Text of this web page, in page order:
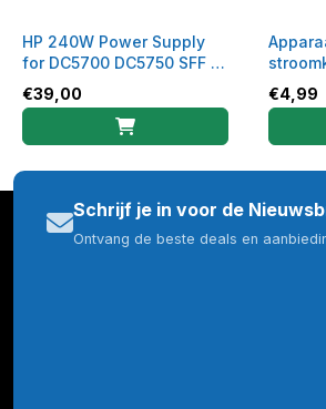
HP 240W Power Supply
for DC5700 DC5750 SFF -
Refurbished
€39,00
€4,99
Schrijf je in voor de
Ontvang de beste deals en